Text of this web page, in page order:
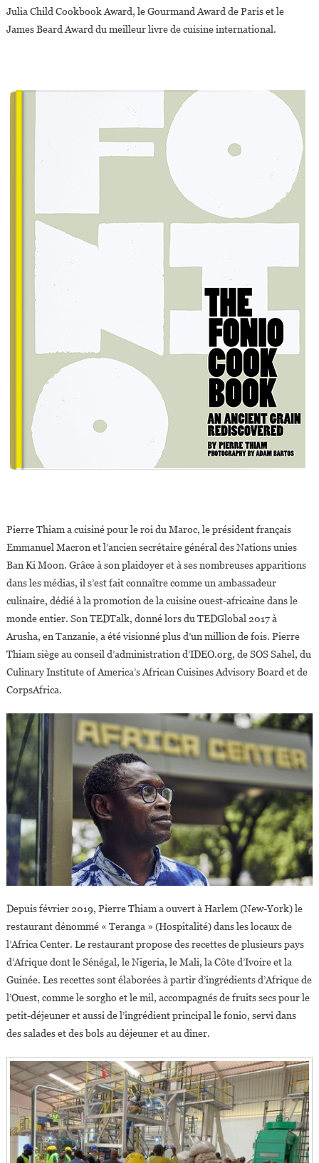
Julia Child Cookbook Award, le Gourmand Award de Paris et le
James Beard Award du meilleur livre de cuisine international.
Pierre Thiam a cuisiné pour le roi du Maroc, le président français
Emmanuel Macron et l’ancien secrétaire général des Nations unies
Ban Ki Moon. Grâce à son plaidoyer et à ses nombreuses apparitions
dans les médias, il s’est fait connaître comme un ambassadeur
culinaire, dédié à la promotion de la cuisine ouest-africaine dans le
monde entier. Son TEDTalk, donné lors du TEDGlobal 2017 à
Arusha, en Tanzanie, a été visionné plus d’un million de fois. Pierre
Thiam siège au conseil d’administration d’IDEO.org, de SOS Sahel, du
Culinary Institute of America’s African Cuisines Advisory Board et de
CorpsAfrica.
Depuis février 2019, Pierre Thiam a ouvert à Harlem (New-York) le
restaurant dénommé « Teranga » (Hospitalité) dans les locaux de
l’Africa Center. Le restaurant propose des recettes de plusieurs pays
d’Afrique dont le Sénégal, le Nigeria, le Mali, la Côte d’Ivoire et la
Guinée. Les recettes sont élaborées à partir d’ingrédients d’Afrique de
l’Ouest, comme le sorgho et le mil, accompagnés de fruits secs pour le
petit-déjeuner et aussi de l’ingrédient principal le fonio, servi dans
des salades et des bols au déjeuner et au dîner.